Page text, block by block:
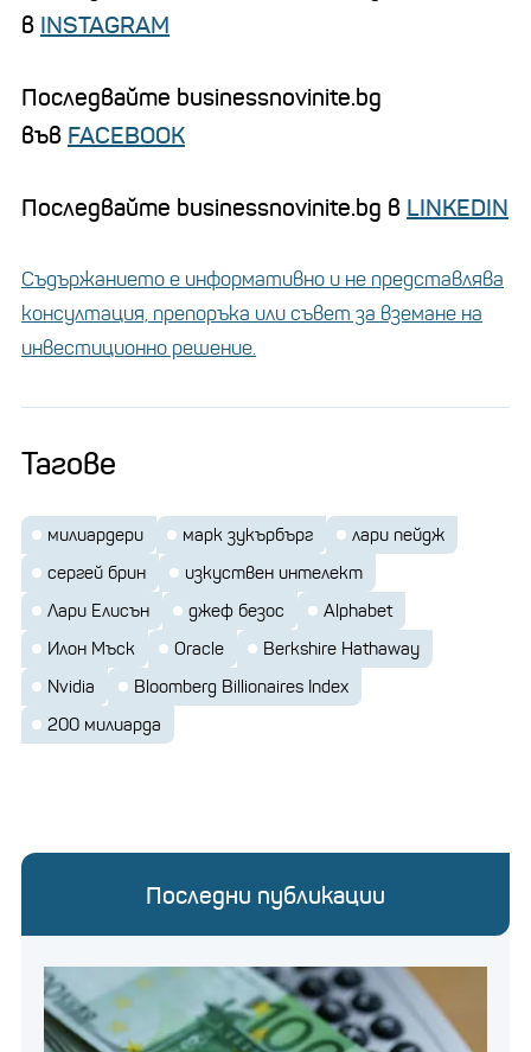
в INSTAGRAM
Последвайте businessnovinite.bg
във FACEBOOK
Последвайте businessnovinite.bg в LINKEDIN
Съдържанието е информативно и не представлява
консултация, препоръка или съвет за вземане на
инвестиционно решение.
Тагове
милиардери марк зукърбърг
лари пейдж
сергей брин
изкуствен интелект
Лари Елисън
джеф безос
Alphabet
Илон Мъск
Oracle
Berkshire Hathaway
Nvidia
Bloomberg Billionaires Index
200 милиарда
Последни публикации